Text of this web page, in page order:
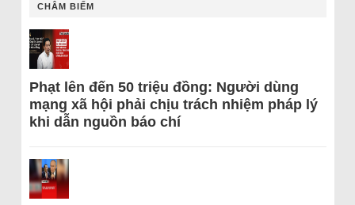
CHÂM BIẾM
Phạt lên đến 50 triệu đồng: Người dùng
mạng xã hội phải chịu trách nhiệm pháp lý
khi dẫn nguồn báo chí